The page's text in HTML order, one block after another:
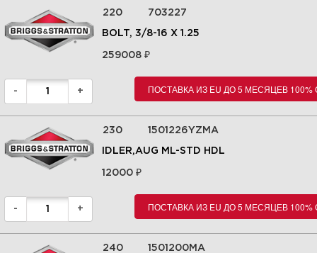
220 703227
BOLT, 3/8-16 X 1.25
259008₽
- + ПОСТАВКА ИЗ EU ДО 5 МЕСЯЦЕВ
230 1501226YZMA
IDLER,AUG ML-STD HDL
12000₽
- + ПОСТАВКА ИЗ EU ДО 5 МЕСЯЦЕВ
240 1501200MA